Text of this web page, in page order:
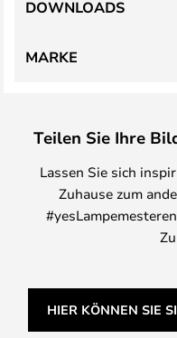
DOWNLOADS
MARKE
Teilen Sie Ihre
Lassen Sie sich
Zuhause zum
HIER KÖNNEN SIE